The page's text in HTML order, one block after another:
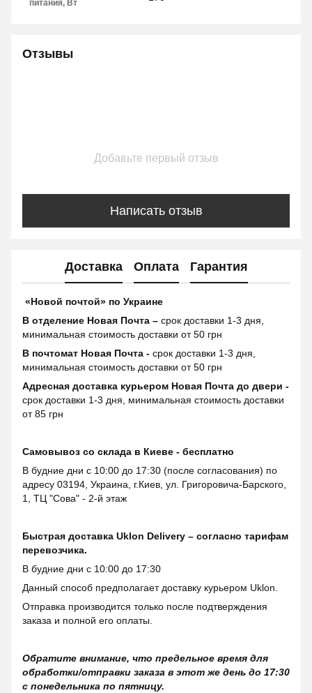
питания, Вт
Отзывы
Добавьте первый отзыв
Написать отзыв
Доставка Оплата Гарантия
«Новой почтой» по Украине
В отделение Новая Почта – срок доставки 1-3 дня,
минимальная стоимость доставки от 50 грн
В почтомат Новая Почта - срок доставки 1-3 дня,
минимальная стоимость доставки от 50 грн
Адресная доставка курьером Новая Почта до двери -
срок доставки 1-3 дня, минимальная стоимость доставки
от 85 грн
Самовывоз со склада в Киеве - бесплатно
В будние дни с 10:00 до 17:30 (после согласования) по
адресу 03194, Украина, г.Киев, ул. Григоровича-Барского,
1, ТЦ "Сова" - 2-й этаж
Быстрая доставка Uklon Delivery – согласно тарифам
перевозчика.
В будние дни с 10:00 до 17:30
Данный способ предполагает доставку курьером Uklon.
Отправка производится только после подтверждения
заказа и полной его оплаты.
Обратите внимание, что предельное время для
обработки/отправки заказа в этот же день до 17:30
с понедельника по пятницу.